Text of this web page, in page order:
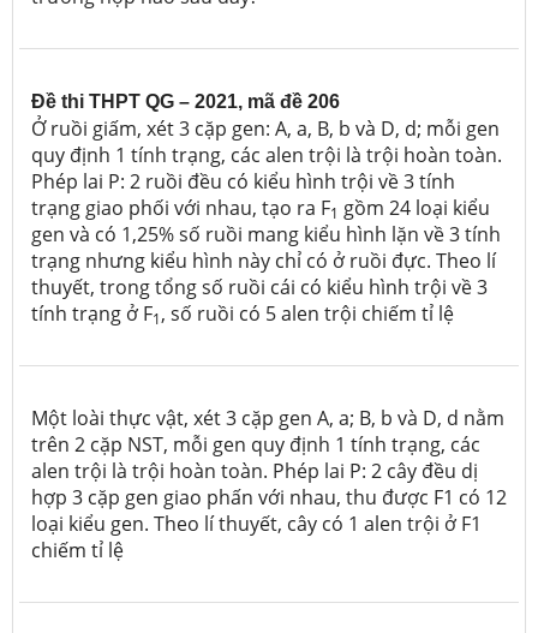
Đề thi THPT QG – 2021, mã đề 206
Ở ruồi giấm, xét 3 cặp gen: A, a, B, b và D, d; mỗi gen
quy định 1 tính trạng, các alen trội là trội hoàn toàn.
Phép lai P: 2 ruồi đều có kiểu hình trội về 3 tính
trạng giao phối với nhau, tạo ra F1 gồm 24 loại kiểu
gen và có 1,25%số ruồi mang kiểu hình lặn về 3 tính
trạng nhưng kiểu hình này chỉ có ở ruồi đực. Theo lí
thuyết, trong tổng số ruồi cái có kiểu hình trội về 3
tính trạng ở F1, số ruồi có 5 alen trội chiếm tỉ lệ
Một loài thực vật, xét 3 cặp gen A, a; B, b và D, d nằm
trên 2 cặp NST, mỗi gen quy định 1 tính trạng, các
alen trội là trội hoàn toàn. Phép lai P: 2 cây đều dị
hợp 3 cặp gen giao phấn với nhau, thu được F1 có 12
loại kiểu gen. Theo lí thuyết, cây có 1 alen trội ở F1
chiếm tỉ lệ